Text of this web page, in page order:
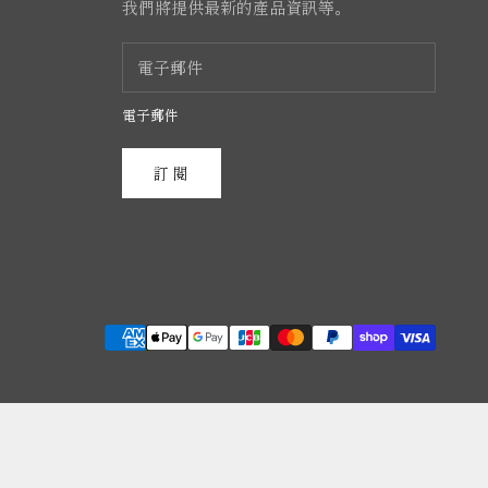
我們將提供最新的產品資訊等。
電子郵件
訂閱